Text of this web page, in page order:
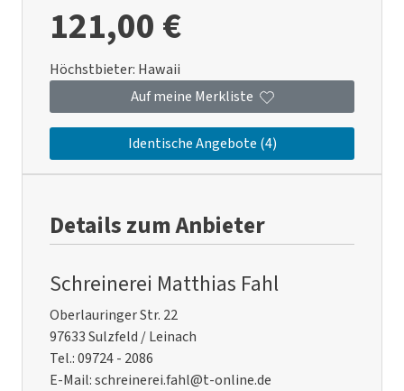
121,00 €
Höchstbieter: Hawaii
Auf meine Merkliste
Identische Angebote (4)
Details zum Anbieter
Schreinerei Matthias Fahl
Oberlauringer Str. 22
97633 Sulzfeld / Leinach
Tel.: 09724 - 2086
E-Mail: schreinerei.fahl@t-online.de